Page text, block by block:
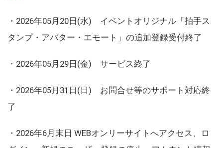
・2026年05月20日(水) イベントオリジナル「拍手ス
タンプ・アバター・エモート」の追加登録受付終了
・2026年05月29日(金) サービス終了
・2026年05月31日(日) お問合せ等のサポート対応終
了
・2026年6月末日 WEBオンリーサイトへアクセス、ロ